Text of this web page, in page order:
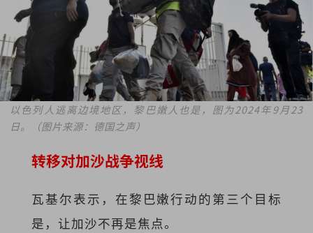
以色列人逃离边境地区，黎巴嫩人也是，图为2024年9月23
日。（图片来源：德国之声）
转移对加沙战争视线
瓦基尔表示，在黎巴嫩行动的第三个目标
是，让加沙不再是焦点。